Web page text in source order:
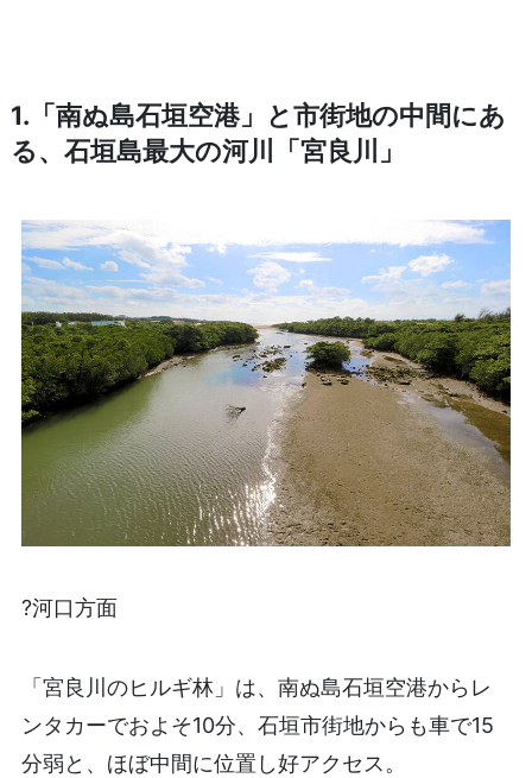
1.「南ぬ島石垣空港」と市街地の中間にあ
る、石垣島最大の河川「宮良川」
?河口方面
「宮良川のヒルギ林」は、南ぬ島石垣空港からレ
ンタカーでおよそ10分、石垣市街地からも車で15
分弱と、ほぼ中間に位置し好アクセス。